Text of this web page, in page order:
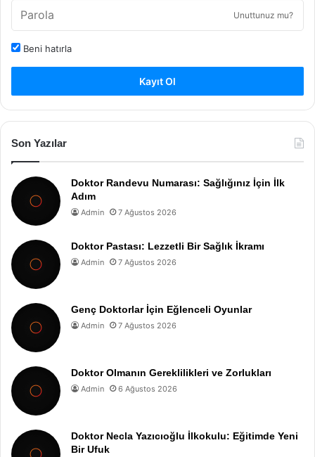
Unuttunuz mu?
Beni hatırla
Kayıt Ol
Son Yazılar
Doktor Randevu Numarası: Sağlığınız İçin İlk
Adım
Admin 7 Ağustos 2026
Doktor Pastası: Lezzetli Bir Sağlık İkramı
Admin 7 Ağustos 2026
Genç Doktorlar İçin Eğlenceli Oyunlar
Admin 7 Ağustos 2026
Doktor Olmanın Gereklilikleri ve Zorlukları
Admin 6 Ağustos 2026
Doktor Necla Yazıcıoğlu İlkokulu: Eğitimde Yeni
Bir Ufuk